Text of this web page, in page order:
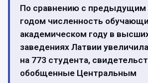
По сравнению с предыдущим
годом численность
академическом году в
заведениях Латвии
на 773 студента,
обобщенные Центральным